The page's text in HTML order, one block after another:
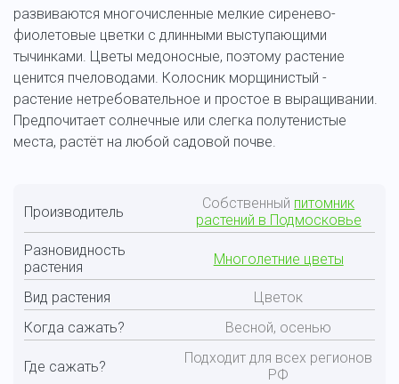
развиваются многочисленные мелкие сиренево-
фиолетовые цветки с длинными выступающими
тычинками. Цветы медоносные, поэтому растение
ценится пчеловодами. Колосник морщинистый -
растение нетребовательное и простое в выращивании.
Предпочитает солнечные или слегка полутенистые
места, растёт на любой садовой почве.
Производитель Собственный питомник
растений в Подмосковье
Разновидность
растения
Многолетние цветы
Вид растения
Цветок
Когда сажать?
Весной, осенью
Где сажать?
Подходит для всех регионов
РФ